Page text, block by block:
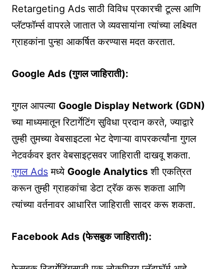
Retargeting Ads साठी विविध प्रकारची टूल्स आणि
प्लॅटफॉर्म्स वापरले जातात जे व्यवसायांना त्यांच्या लक्ष्यित
ग्राहकांना पुन्हा आकर्षित करण्यास मदत करतात.
Google Ads (गुगल जाहिराती):
गुगल आपल्या Google Display Network (GDN)
च्या माध्यमातून रिटार्गेटिंग सुविधा प्रदान करते, ज्याद्वारे
तुम्ही तुमच्या वेबसाइटला भेट देणाऱ्या वापरकर्त्यांना गुगल
नेटवर्कवर इतर वेबसाइट्सवर जाहिराती दाखवू शकता.
गुगल Ads मध्ये Google Analytics शी एकत्रित
करून तुम्ही ग्राहकांचा डेटा ट्रॅक करू शकता आणि
त्यांच्या वर्तनावर आधारित जाहिराती सादर करू शकता.
Facebook Ads (फेसबुक जाहिराती):